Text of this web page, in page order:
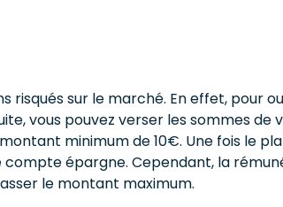
risqués sur le marché. En effet, pour
vous pouvez verser les sommes de
minimum de 10€. Une fois le
compte épargne. Cependant, la
le montant maximum.